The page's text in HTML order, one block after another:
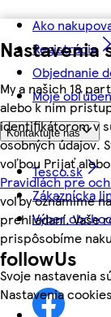
Nastavenia
My a našich 18
alebo k nim
identifikátorom v
osobných údajov.
voľbou Prijať
Pravidlách pre
voľby oznámime
prehliadaní. Vaše
prispôsobíme
Svoje nastavenia
Nastavenia
Ako
Registrácia
Objednanie
Moje
Kontaktujte nás
Tesco.sk
Zákaznícka
Výber
followUs